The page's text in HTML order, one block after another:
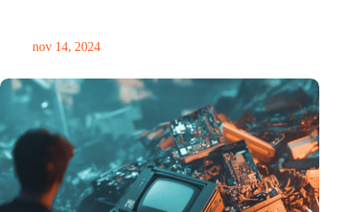
nov 14, 2024